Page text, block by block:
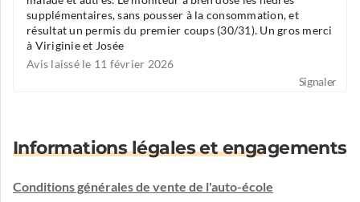
supplémentaires, sans pousser à la consommation, et
résultat un permis du premier coups (30/31). Un gros merci
à Viriginie et Josée
Avis laissé le 11 février 2026
Signaler
Informations légales et engagements
Conditions générales de vente de l'auto-école